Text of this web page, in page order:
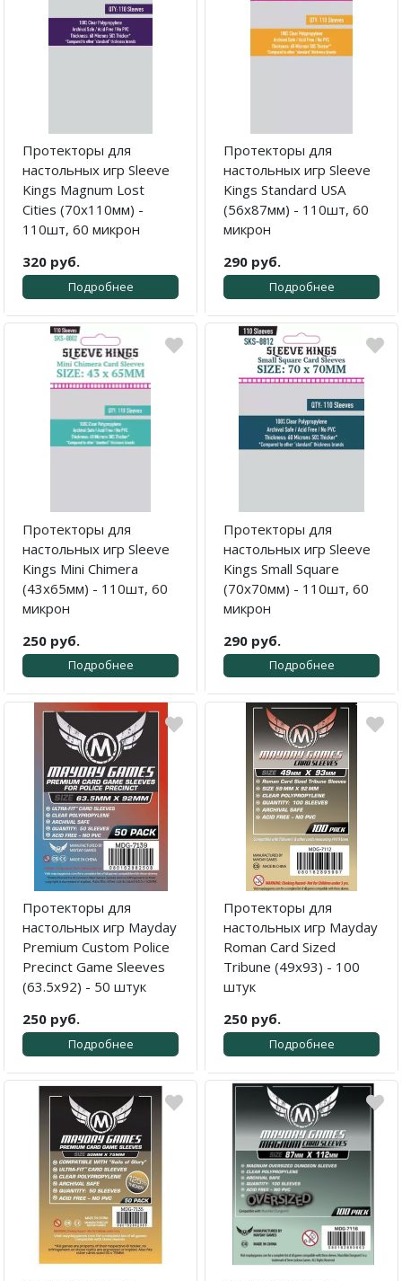
Протекторы для
настольных игр Sleeve
Kings Magnum Lost
Cities (70x110мм) -
110шт, 60 микрон
320 руб.
Подробнее
Протекторы для
настольных игр Sleeve
Kings Standard USA
(56x87мм) - 110шт, 60
микрон
290 руб.
Подробнее
Протекторы для
настольных игр Sleeve
Kings Mini Chimera
(43x65мм) - 110шт, 60
микрон
250 руб.
Подробнее
Протекторы для
настольных игр Sleeve
Kings Small Square
(70x70мм) - 110шт, 60
микрон
290 руб.
Подробнее
Протекторы для
настольных игр Mayday
Premium Custom Police
Precinct Game Sleeves
(63.5x92) - 50 штук
250 руб.
Подробнее
Протекторы для
настольных игр Mayday
Roman Card Sized
Tribune (49x93) - 100
штук
250 руб.
Подробнее